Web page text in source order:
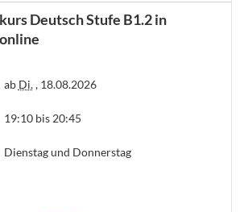
Deutsch Stufe B1.2 in
ab Di., 18.08.2026
19:10 bis 20:45
Dienstag und Donnerstag